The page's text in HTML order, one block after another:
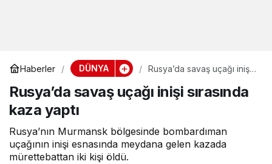
Haberler DÜNYA
Rusya’da savaş uçağı inişi
Rusya’da savaş uçağı inişi sırasında
kaza yaptı
Rusya’nın Murmansk bölgesinde bombardıman
uçağının inişi esnasında meydana gelen kazada
mürettebattan iki kişi öldü.